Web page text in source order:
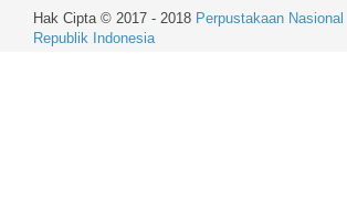
Hak Cipta © 2017 - 2018 Perpustakaan Nasional
Republik Indonesia